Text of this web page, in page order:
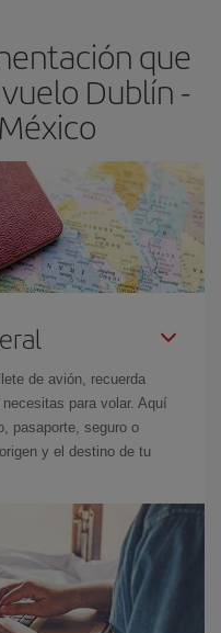
que
Dublín -
de avión, recuerda
para volar. Aquí
pasaporte, seguro o
y el destino de tu